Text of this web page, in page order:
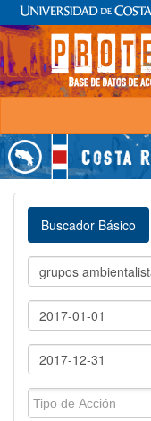
Buscador Básico